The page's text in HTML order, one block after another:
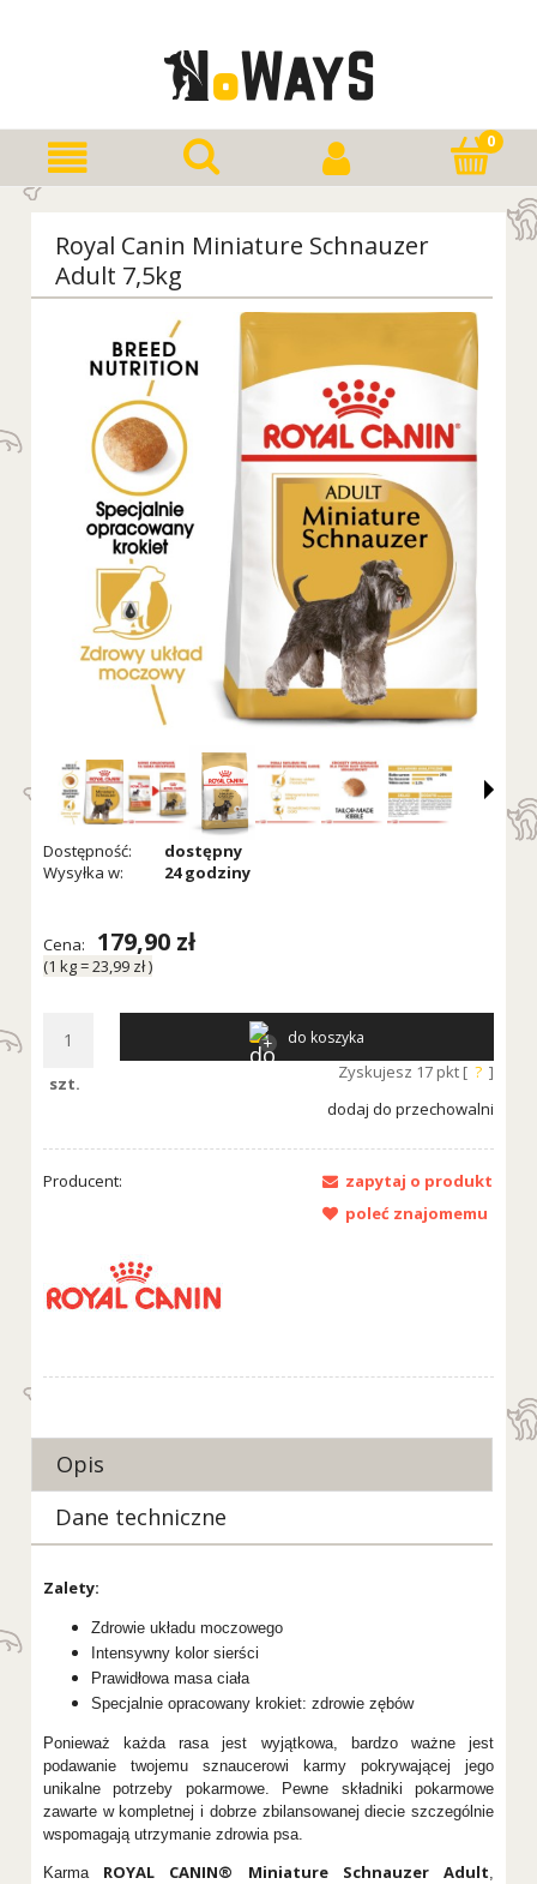
Royal Canin Miniature Schnauzer
Adult 7,5kg
Dostępność:
dostępny
Wysyłka w:
24 godziny
Cena: 179,90 zł
(1 kg=23,99 zł)
szt.
do koszyka
Zyskujesz 17pkt [ ? ]
dodaj do przechowalni
Producent:
zapytaj o produkt
poleć znajomemu
Opis
Dane techniczne
Zalety:
Zdrowie układu moczowego
Intensywny kolor sierści
Prawidłowa masa ciała
Specjalnie opracowany krokiet: zdrowie zębów
Ponieważ każda rasa jest wyjątkowa, bardzo ważne jest
podawanie twojemu sznaucerowi karmy pokrywającej jego
unikalne potrzeby pokarmowe. Pewne składniki pokarmowe
zawarte w kompletnej i dobrze zbilansowanej diecie szczególnie
wspomagają utrzymanie zdrowia psa.
KarmaROYAL CANIN® Miniature Schnauzer Adult